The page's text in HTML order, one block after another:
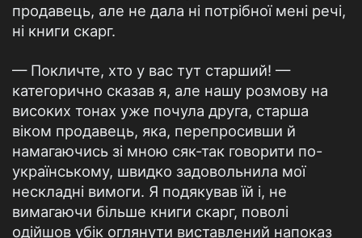
продавець, але не дала ні потрібної мені речі,
ні книги скарг.
— Покличте, хто у вас тут старший! —
категорично сказав я, але нашу розмову на
високих тонах уже почула друга, старша
віком продавець, яка, перепросивши й
намагаючись зі мною сяк-так говорити по-
українському, швидко задовольнила мої
нескладні вимоги. Я подякував їй і, не
вимагаючи більше книги скарг, поволі
одійшов убік оглянути виставлений напоказ